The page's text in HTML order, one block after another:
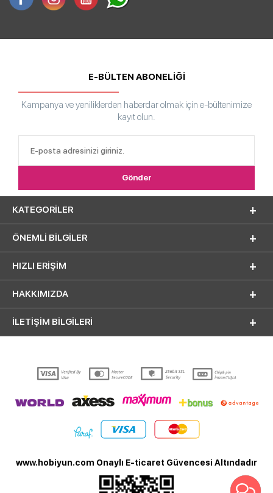
E-BÜLTEN ABONELİĞİ
Kampanya ve yeniliklerden haberdar olmak için e-bültenimize
kayıt olun.
KATEGORILER
ÖNEMLI BILGILER
HIZLI ERIŞIM
HAKKIMIZDA
İLETİŞİM BİLGİLERİ
www.hobiyun.com Onaylı E-ticaret Güvencesi Altındadır